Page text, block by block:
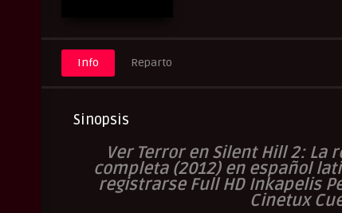
Info Reparto
Sinopsis
Ver Terror en Silent Hill 2:
completa (2012) en español
registrarse Full HD Inkapelis
Cinetux